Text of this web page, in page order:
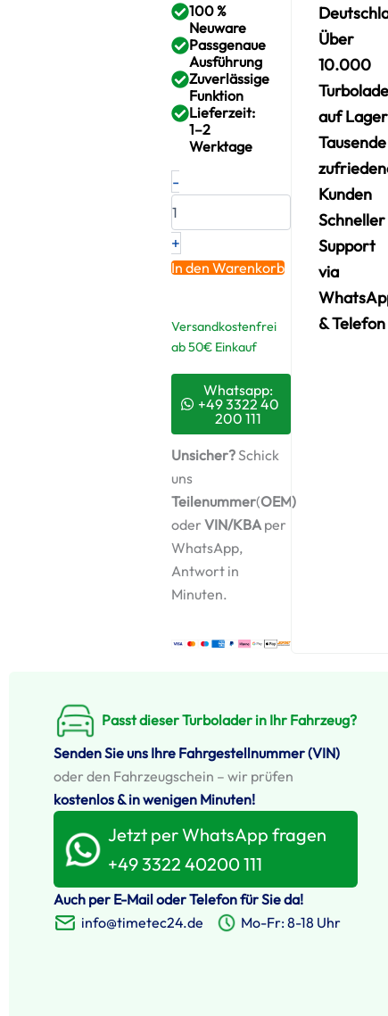
100 %
Neuware
Passgenaue
Ausführung
Zuverlässige
Funktion
Lieferzeit:
1–2
Werktage
-Neuer
Original
Lader
HYUNDAI
2.5
CRDI
/
ABS918
Starter-
Keramiköl
Menge
+
In den Warenkorb
Versandkostenfrei
ab 50€ Einkauf
Whatsapp:
+49 3322 40
200 111
Unsicher?Schick
uns
Teilenummer(OEM)
oderVIN/KBA per
WhatsApp,
Antwort in
Minuten.
Über
10.000
auf Lager
Tausende
Kunden
Schneller
Support
via
& Telefon
Passt dieser Turbolader in Ihr Fahrzeug?
Senden Sie uns Ihre Fahrgestellnummer (VIN)
oder den Fahrzeugschein – wir prüfen
kostenlos & in wenigen Minuten!
Jetzt per WhatsApp fragen
+49 3322 40200 111
Auch per E-Mail oder Telefon für Sie da!
info@timetec24.de
Mo-Fr: 8-18 Uhr